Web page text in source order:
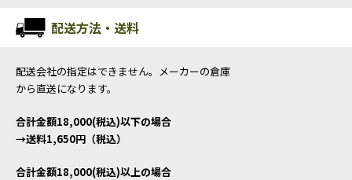
配送方法・送料
配送会社の指定はできません。メーカーの倉庫
から直送になります。
合計金額18,000(税込)以下の場合
→送料1,650円（税込）
合計金額18,000(税込)以上の場合